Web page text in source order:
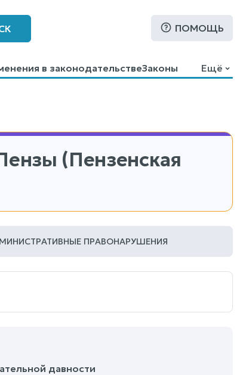
ПОМОЩЬ
в законодательствеЗаконы
Ещё
(Пензенская
ПРАВОНАРУШЕНИЯ
давности